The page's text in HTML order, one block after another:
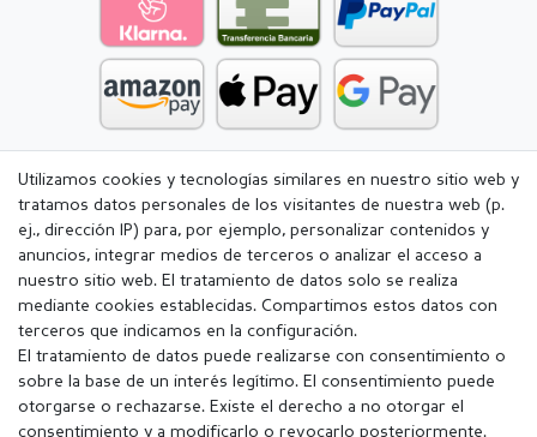
Utilizamos cookies y tecnologías similares en nuestro sitio web y
tratamos datos personales de los visitantes de nuestra web (p.
ej., dirección IP) para, por ejemplo, personalizar contenidos y
anuncios, integrar medios de terceros o analizar el acceso a
nuestro sitio web. El tratamiento de datos solo se realiza
mediante cookies establecidas. Compartimos estos datos con
terceros que indicamos en la configuración.
El tratamiento de datos puede realizarse con consentimiento o
sobre la base de un interés legítimo. El consentimiento puede
otorgarse o rechazarse. Existe el derecho a no otorgar el
consentimiento y a modificarlo o revocarlo posteriormente.